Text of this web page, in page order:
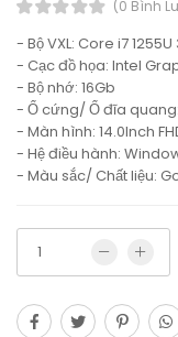
(0 Bình
- Bộ VXL: Core i7 1255U
- Cạc đồ họa: Intel
- Bộ nhớ: 16Gb
- Ổ cứng/ Ổ đĩa quang:
- Màn hình: 14.0Inch
- Hệ điều hành:
- Màu sắc/ Chất liệu: